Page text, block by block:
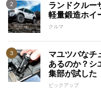
ランドクルー
軽量鍛造ホイ
クルマ
マユツバなチ
あるのか？シ
集部が試した
ピックアップ